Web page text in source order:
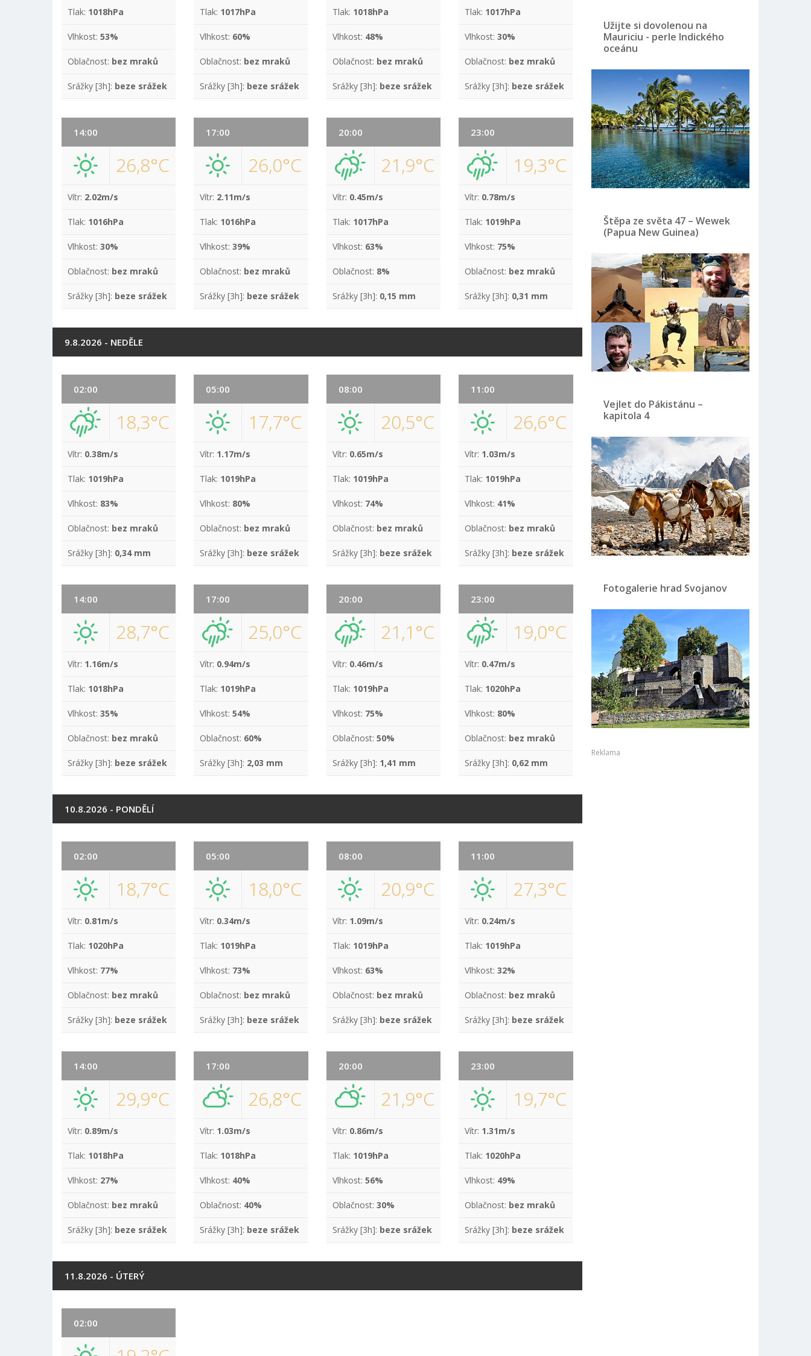
Tlak: 1018hPa
Vlhkost: 53%
Oblačnost: bez mraků
Srážky [3h]: beze srážek
Tlak: 1017hPa
Vlhkost: 60%
Oblačnost: bez mraků
Srážky [3h]: beze srážek
Tlak: 1018hPa
Vlhkost: 48%
Oblačnost: bez mraků
Srážky [3h]: beze srážek
Tlak: 1017hPa
Vlhkost:30%
Oblačnost: bez mraků
Srážky [3h]: beze srážek
14:00
26,8°C
Vítr: 2.02m/s
Tlak: 1016hPa
Vlhkost: 30%
Oblačnost: bez mraků
Srážky [3h]: beze srážek
17:00
26,0°C
Vítr: 2.11m/s
Tlak: 1016hPa
Vlhkost:39%
Oblačnost: bez mraků
Srážky [3h]: beze srážek
20:00
21,9°C
Vítr: 0.45m/s
Tlak: 1017hPa
Vlhkost: 63%
Oblačnost: 8%
Srážky [3h]: 0,15 mm
23:00
19,3°C
Vítr: 0.78m/s
Tlak: 1019hPa
Vlhkost: 75%
Oblačnost: bez mraků
Srážky [3h]: 0,31 mm
9.8.2026 - NEDĚLE
02:00
18,3°C
Vítr: 0.38m/s
Tlak: 1019hPa
Vlhkost: 83%
Oblačnost: bez mraků
Srážky [3h]: 0,34 mm
05:00
17,7°C
Vítr: 1.17m/s
Tlak: 1019hPa
Vlhkost: 80%
Oblačnost: bez mraků
Srážky [3h]: beze srážek
08:00
20,5°C
Vítr: 0.65m/s
Tlak: 1019hPa
Vlhkost: 74%
Oblačnost: bez mraků
Srážky [3h]: beze srážek
11:00
26,6°C
Vítr: 1.03m/s
Tlak: 1019hPa
Vlhkost: 41%
Oblačnost: bez mraků
Srážky [3h]: beze srážek
14:00
28,7°C
Vítr: 1.16m/s
Tlak: 1018hPa
Vlhkost: 35%
Oblačnost: bez mraků
Srážky [3h]: beze srážek
17:00
25,0°C
Vítr: 0.94m/s
Tlak: 1019hPa
Vlhkost:54%
Oblačnost: 60%
Srážky [3h]: 2,03 mm
20:00
21,1°C
Vítr: 0.46m/s
Tlak: 1019hPa
Vlhkost: 75%
Oblačnost: 50%
Srážky [3h]: 1,41 mm
23:00
19,0°C
Vítr: 0.47m/s
Tlak: 1020hPa
Vlhkost: 80%
Oblačnost: bez mraků
Srážky [3h]: 0,62 mm
10.8.2026 - PONDĚLÍ
02:00
18,7°C
Vítr: 0.81m/s
Tlak: 1020hPa
Vlhkost: 77%
Oblačnost: bez mraků
Srážky [3h]: beze srážek
05:00
18,0°C
Vítr: 0.34m/s
Tlak: 1019hPa
Vlhkost: 73%
Oblačnost: bez mraků
Srážky [3h]: beze srážek
08:00
20,9°C
Vítr: 1.09m/s
Tlak: 1019hPa
Vlhkost: 63%
Oblačnost: bez mraků
Srážky [3h]: beze srážek
11:00
27,3°C
Vítr: 0.24m/s
Tlak: 1019hPa
Vlhkost:32%
Oblačnost: bez mraků
Srážky [3h]: beze srážek
14:00
29,9°C
Vítr: 0.89m/s
Tlak: 1018hPa
Vlhkost: 27%
Oblačnost: bez mraků
Srážky [3h]: beze srážek
17:00
26,8°C
Vítr: 1.03m/s
Tlak: 1018hPa
Vlhkost: 40%
Oblačnost: 40%
Srážky [3h]: beze srážek
20:00
21,9°C
Vítr: 0.86m/s
Tlak: 1019hPa
Vlhkost: 56%
Oblačnost: 30%
Srážky [3h]: beze srážek
23:00
19,7°C
Vítr: 1.31m/s
Tlak: 1020hPa
Vlhkost: 49%
Oblačnost: bez mraků
Srážky [3h]: beze srážek
11.8.2026 - ÚTERÝ
02:00
Užijte si dovolenou na
Mauriciu - perle Indického
oceánu
Štěpa ze světa 47 – Wewek
(Papua New Guinea)
Vejlet do Pákistánu –
kapitola 4
Fotogalerie hrad Svojanov
Reklama